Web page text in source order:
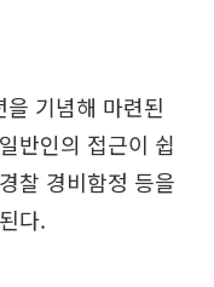
기념해 마련된
반인의 접근이 쉽
찰 경비함정 등을
다.